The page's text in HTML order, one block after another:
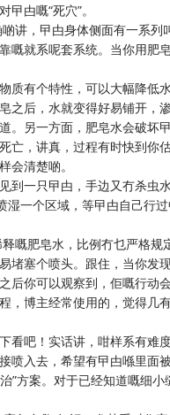
甴嘅“死穴”。
讲，曱甴身体侧面有一系列
嘅就系呢套系统。当你用肥
质有个特性，可以大幅降低
之后，水就变得好易铺开，
。另一方面，肥皂水会破坏
，讲真，过程有时快到你估
会清楚啲。
到一只曱甴，手边又冇杀虫
一个区域，等曱甴自己行
嘅肥皂水，比例冇乜严格规
堵塞个喷头。跟住，当你发
后你可以观察到，佢嘅行动
，博主经常使用的，觉得几
看吧！实话讲，咁样系有难
入去，希望有曱甴喺里面
”方案。对于已经知道嘅细